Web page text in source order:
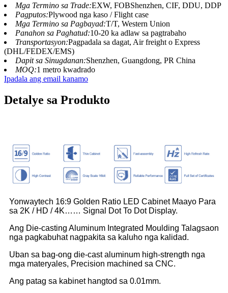
Mga Termino sa Trade:EXW, FOBShenzhen, CIF, DDU, DDP
Pagputos:Plywood nga kaso / Flight case
Mga Termino sa Pagbayad:T/T, Western Union
Panahon sa Paghatud:10-20 ka adlaw sa pagtrabaho
Transportasyon:Pagpadala sa dagat, Air freight o Express
(DHL/FEDEX/EMS)
Dapit sa Sinugdanan:Shenzhen, Guangdong, PR China
MOQ:1 metro kwadrado
Ipadala ang email kanamo
Detalye sa Produkto
Yonwaytech 16:9 Golden Ratio LED Cabinet Maayo Para
sa 2K / HD / 4K…… Signal Dot To Dot Display.
Ang Die-casting Aluminum Integrated Moulding Talagsaon
nga pagkabuhat nagpakita sa kaluho nga kalidad.
Uban sa bag-ong die-cast aluminum high-strength nga
mga materyales, Precision machined sa CNC.
Ang patag sa kabinet hangtod sa 0.01mm.